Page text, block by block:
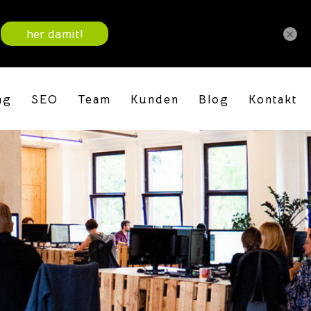
SEO Team Kunden Blog Kontakt
×